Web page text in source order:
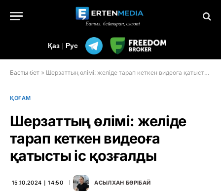
Қаз | Рус
Басты бет » Шерзаттың өлімі: желіде тарап кеткен видеоға қатысты іс қозғалды
ҚОҒАМ
Шерзаттың өлімі: желіде
тарап кеткен видеоға
қатысты іс қозғалды
15.10.2024 ∣ 14:50 АСЫЛХАН БӨРІБАЙ